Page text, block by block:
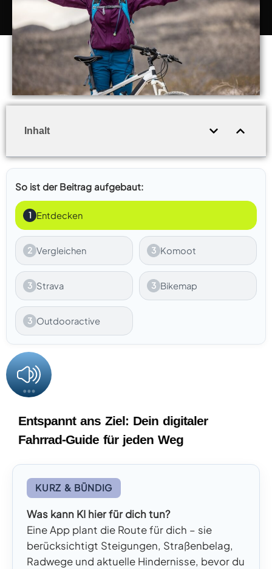
Inhalt
So ist der Beitrag aufgebaut:
1 Entdecken
2 Vergleichen 3 Komoot
3 Strava 3 Bikemap
3 Outdooractive
Entspannt ans Ziel: Dein digitaler
Fahrrad-Guide für jeden Weg
KURZ & BÜNDIG
Was kann KI hier für dich tun?
Eine App plant die Route für dich – sie
berücksichtigt Steigungen, Straßenbelag,
Radwege und aktuelle Hindernisse, bevor du